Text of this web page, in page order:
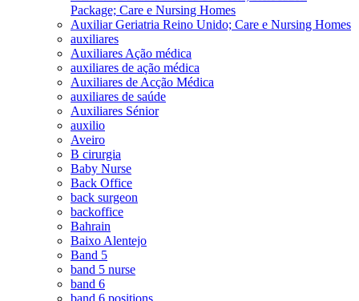
Package; Care e Nursing Homes
Auxiliar Geriatria Reino Unido; Care e Nursing Homes
auxiliares
Auxiliares Ação médica
auxiliares de ação médica
Auxiliares de Acção Médica
auxiliares de saúde
Auxiliares Sénior
auxilio
Aveiro
B cirurgia
Baby Nurse
Back Office
back surgeon
backoffice
Bahrain
Baixo Alentejo
Band 5
band 5 nurse
band 6
band 6 positions